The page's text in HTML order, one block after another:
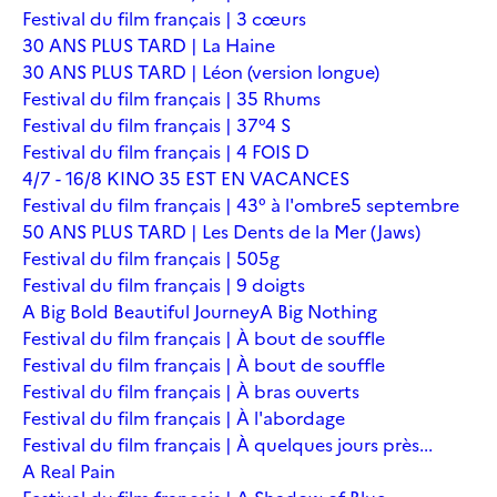
Festival du film français | 3 cœurs
30 ANS PLUS TARD | La Haine
30 ANS PLUS TARD | Léon (version longue)
Festival du film français | 35 Rhums
Festival du film français | 37°4 S
Festival du film français | 4 FOIS D
4/7 - 16/8 KINO 35 EST EN VACANCES
Festival du film français | 43° à l'ombre5 septembre
50 ANS PLUS TARD | Les Dents de la Mer (Jaws)
Festival du film français | 505g
Festival du film français | 9 doigts
A Big Bold Beautiful JourneyA Big Nothing
Festival du film français | À bout de souffle
Festival du film français | À bout de souffle
Festival du film français | À bras ouverts
Festival du film français | À l'abordage
Festival du film français | À quelques jours près...
A Real Pain